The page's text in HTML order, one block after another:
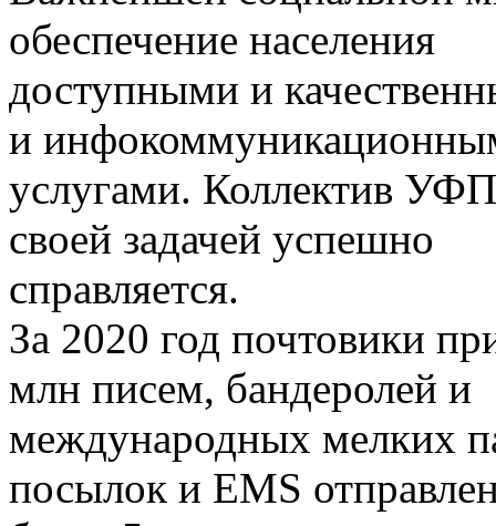
обеспечение населения
доступными и
и
услугами. Коллектив
своей задачей успешно
справляется.
За 2020 год почтовики
млн писем, бандеролей и
международных мелких
посылок и ЕМS